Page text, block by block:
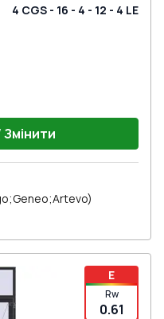
4 CGS - 16 - 4 - 12 - 4 LE
E
Rw
0.61